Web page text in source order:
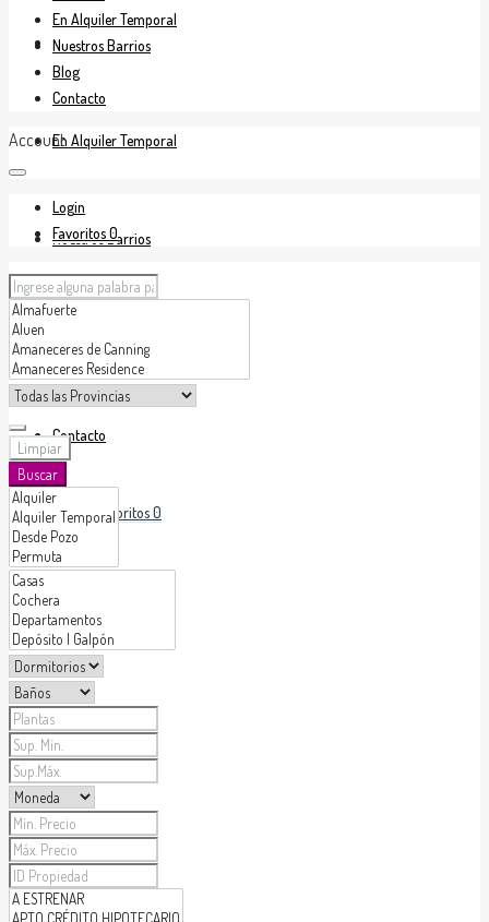
En Venta
En Alquiler Temporal
Nuestros Barrios
Contacto
Favoritos0
En Alquiler Temporal
Nuestros Barrios
Blog
Contacto
Account
Login
Favoritos0
Limpiar
Buscar